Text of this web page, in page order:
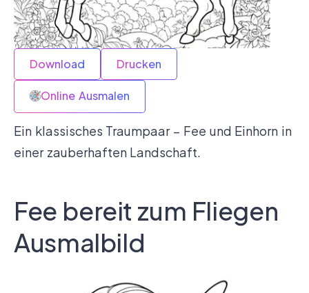
Download Drucken
Online Ausmalen
Ein klassisches Traumpaar – Fee und Einhorn in
einer zauberhaften Landschaft.
Fee bereit zum Fliegen
Ausmalbild